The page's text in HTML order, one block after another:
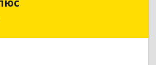
обл, Североуральск г,